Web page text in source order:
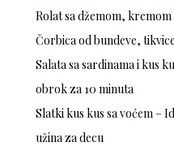
Rolat sa džemom,
Čorbica od bundeve,
Salata sa sardinama i kus
obrok za 10 minuta
Slatki kus kus sa voćem –
užina za decu